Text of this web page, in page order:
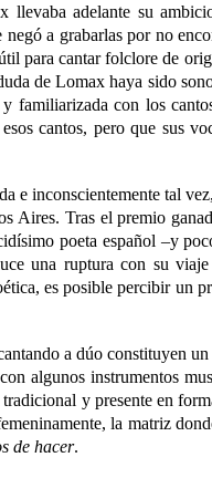
llevaba adelante su
negó a grabarlas por no
para cantar folclore de
de Lomax haya sido
familiarizada con los
cantos, pero que sus
e inconscientemente tal
Aires. Tras el premio
poeta español ‒y
una ruptura con su
es posible percibir un
a dúo constituyen
algunos instrumentos
y presente en
la matriz
de hacer.